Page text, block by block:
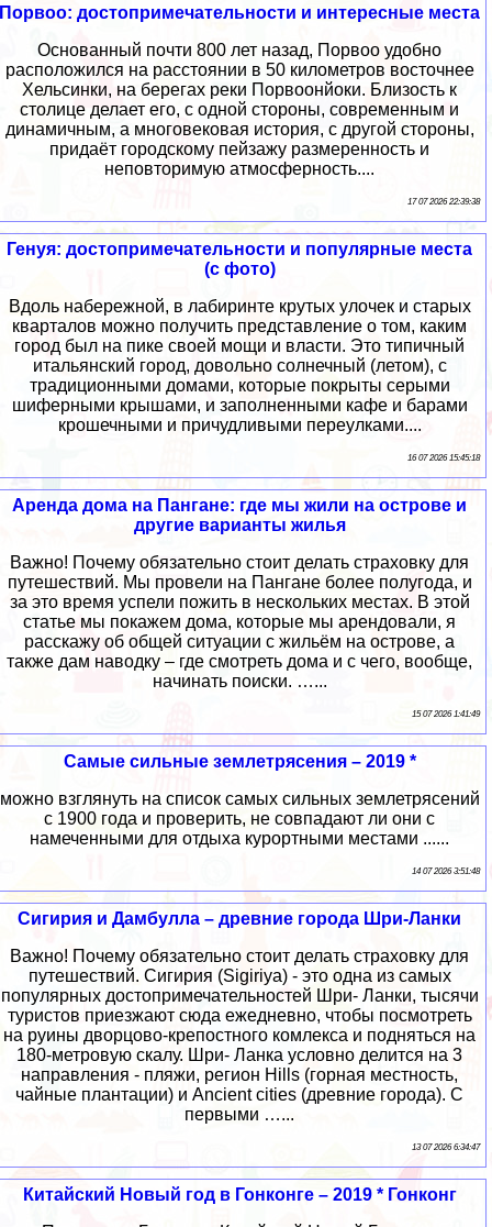
Порвоо: достопримечательности и интересные места
Основанный почти 800 лет назад, Порвоо удобно
расположился на расстоянии в 50 километров восточнее
Хельсинки, на берегах реки Порвоонйоки. Близость к
столице делает его, с одной стороны, современным и
динамичным, а многовековая история, с другой стороны,
придаёт городскому пейзажу размеренность и
неповторимую атмосферность....
17 07 2026 22:39:38
Генуя: достопримечательности и популярные места
(с фото)
Вдоль набережной, в лабиринте крутых улочек и старых
кварталов можно получить представление о том, каким
город был на пике своей мощи и власти. Это типичный
итальянский город, довольно солнечный (летом), с
традиционными домами, которые покрыты серыми
шиферными крышами, и заполненными кафе и барами
крошечными и причудливыми переулками....
16 07 2026 15:45:18
Аренда дома на Пангане: где мы жили на острове и
другие варианты жилья
Важно! Почему обязательно стоит делать страховку для
путешествий. Мы провели на Пангане более полугода, и
за это время успели пожить в нескольких местах. В этой
статье мы покажем дома, которые мы арендовали, я
расскажу об общей ситуации с жильём на острове, а
также дам наводку – где смотреть дома и с чего, вообще,
начинать поиски. …...
15 07 2026 1:41:49
Самые сильные землетрясения – 2019 *
можно взглянуть на список самых сильных землетрясений
с 1900 года и проверить, не совпадают ли они с
намеченными для отдыха курортными местами ......
14 07 2026 3:51:48
Сигирия и Дамбулла – древние города Шри-Ланки
Важно! Почему обязательно стоит делать страховку для
путешествий. Сигирия (Sigiriya) - это одна из самых
популярных достопримечательностей Шри- Ланки, тысячи
туристов приезжают сюда ежедневно, чтобы посмотреть
на руины дворцово-крепостного комлекса и подняться на
180-метровую скалу. Шри- Ланка условно делится на 3
направления - пляжи, регион Hills (горная местность,
чайные плантации) и Ancient cities (древние города). С
первыми …...
13 07 2026 6:34:47
Китайский Новый год в Гонконге – 2019 * Гонконг